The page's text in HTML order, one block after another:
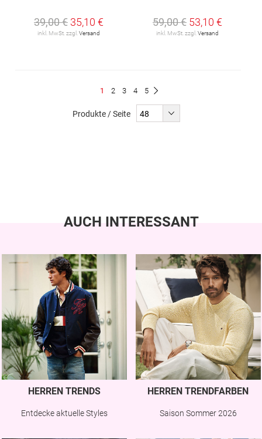
39,00 € 35,10 €
inkl. MwSt. zzgl. Versand
59,00 € 53,10 €
inkl. MwSt. zzgl. Versand
Du
1 Seite
2 Seite
3 Seite
4 Seite
5
Produkte / Seite
AUCH INTERESSANT
HERREN TRENDS
Entdecke aktuelle Styles
HERREN TRENDFARBEN
Saison Sommer 2026